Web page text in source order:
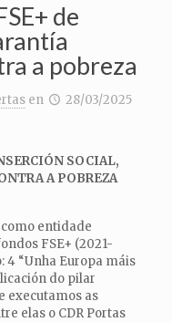
de
a pobreza
en 28/03/2025
SOCIAL,
A POBREZA
como entidade
FSE+ (2021-
4 “Unha Europa máis
do pilar
executamos as
elas o CDR Portas